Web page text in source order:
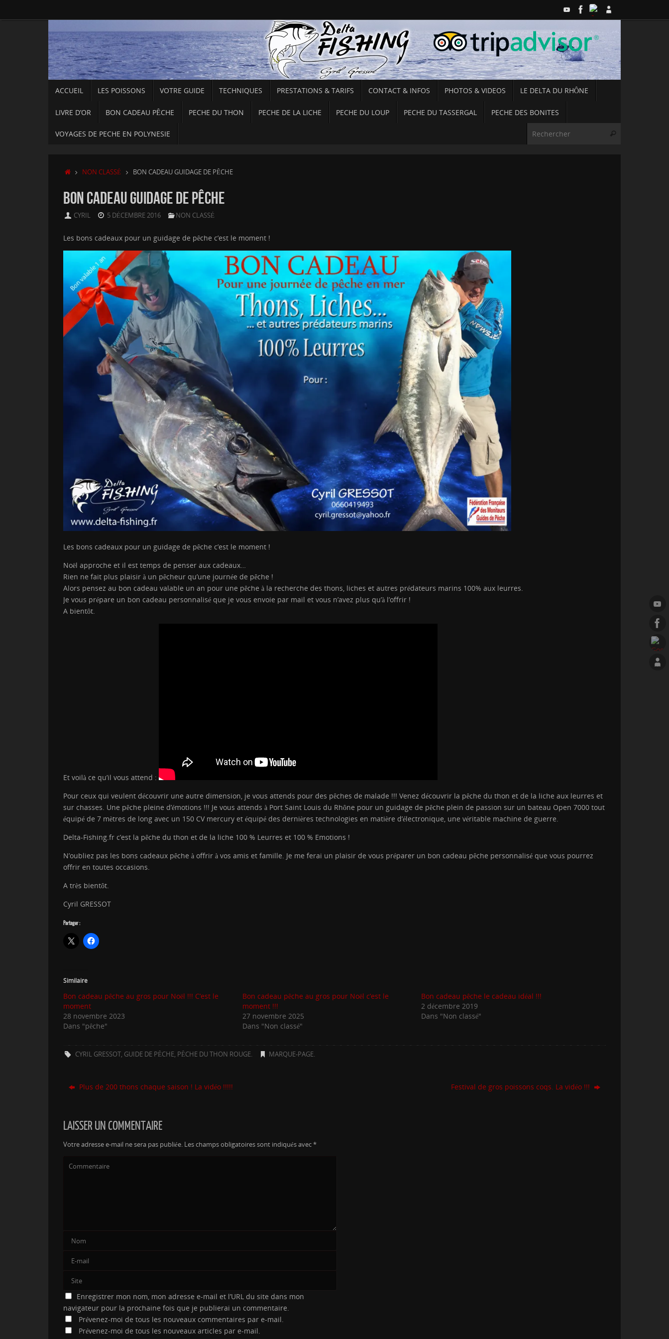
AUACCUEIL LES POISSONS VOTRE GUIDE TECHNIQUES PRESTATIONS & TARIFS CONTACT & INFOS PHOTOS & VIDEOS LE DELTA DU RHÔNE
LIVRE D’OR BON CADEAU PÊCHE PECHE DU THON PECHE DE LA LICHE PECHE DU LOUP PECHE DU TASSERGAL PECHE DES BONITES
VOYAGES DE PECHE EN POLYNESIE Rechercher
ACCUEIL
NON CLASSÉ BON CADEAU GUIDAGE DE PÊCHE
BON CADEAU GUIDAGE DE PÊCHE
CYRIL 5 DÉCEMBRE 2016 NON CLASSÉ
Les bons cadeaux pour un guidage de pêche c’est le moment !
Les bons cadeaux pour un guidage de pêche c’est le moment !
Noël approche et il est temps de penser aux cadeaux…
Rien ne fait plus plaisir à un pêcheur qu’une journée de pêche !
Alors pensez au bon cadeau valable un an pour une pêche à la recherche des thons, liches et autres prédateurs marins 100% aux leurres.
Je vous prépare un bon cadeau personnalisé que je vous envoie par mail et vous n’avez plus qu’à l’offrir !
A bientôt.
Et voilà ce qu’il vous attend :
Pour ceux qui veulent découvrir une autre dimension, je vous attends pour des pêches de malade !!! Venez découvrir la pêche du thon et de la liche aux leurres et
sur chasses. Une pêche pleine d’émotions !!! Je vous attends à Port Saint Louis du Rhône pour un guidage de pêche plein de passion sur un bateau Open 7000 tout
équipé de 7 mètres de long avec un 150 CV mercury et équipé des dernières technologies en matière d’électronique, une véritable machine de guerre.
Delta-Fishing.fr c’est la pêche du thon et de la liche 100 % Leurres et 100 % Emotions !
N’oubliez pas les bons cadeaux pêche à offrir à vos amis et famille. Je me ferai un plaisir de vous préparer un bon cadeau pêche personnalisé que vous pourrez
offrir en toutes occasions.
A très bientôt.
Cyril GRESSOT
Partager :
Similaire
Bon cadeau pêche au gros pour Noël !!! C’est le
moment
28 novembre 2023
Dans "pêche"
Bon cadeau pêche au gros pour Noël c’est le
moment !!!
27 novembre 2025
Dans "Non classé"
Bon cadeau pêche le cadeau idéal !!!
2 décembre 2019
Dans "Non classé"
CYRIL GRESSOT, GUIDE DE PÊCHE, PÊCHE DU THON ROUGE. MARQUE-PAGE.
Plus de 200 thons chaque saison ! La vidéo !!!!! Festival de gros poissons coqs. La vidéo !!!
LAISSER UN COMMENTAIRE
Votre adresse e-mail ne sera pas publiée. Les champs obligatoires sont indiqués avec*
Enregistrer mon nom, mon adresse e-mail et l’URL du site dans mon
navigateur pour la prochaine fois que je publierai un commentaire.
Prévenez-moi de tous les nouveaux commentaires par e-mail.
Prévenez-moi de tous les nouveaux articles par e-mail.